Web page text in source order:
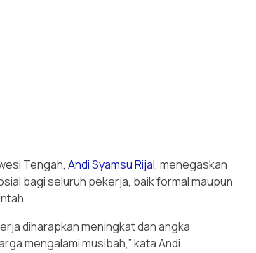
Tengah, Andi Syamsu Rijal, menegaskan
bagi seluruh pekerja, baik formal maupun
diharapkan meningkat dan angka
mengalami musibah,” kata Andi.